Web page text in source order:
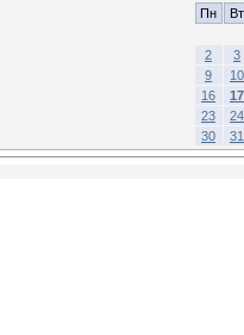
Пн Вт
2
3
9
10
16
17
23
24
30
31